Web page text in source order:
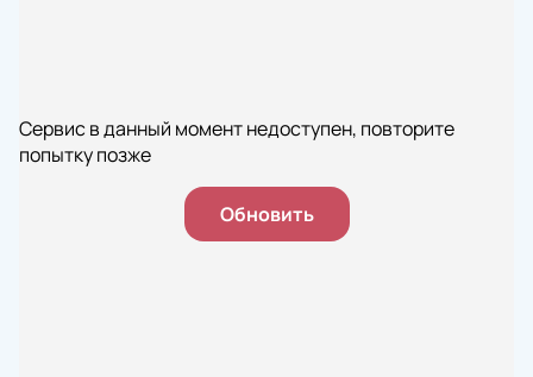
Сервис в данный момент недоступен, повторите
попытку позже
Обновить